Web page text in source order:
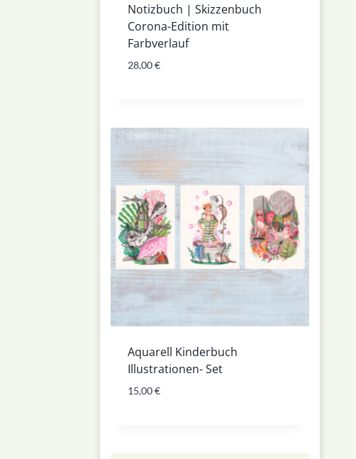
Notizbuch | Skizzenbuch
Corona-Edition mit
Farbverlauf
28,00€
Aquarell Kinderbuch
Illustrationen- Set
15,00€